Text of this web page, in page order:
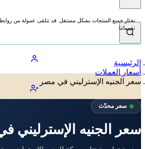
نختار جميع المنتجات بشكل مستقل. قد نتلقى عمولة من
تقييماتنا.
الرئيسية
أسعار العملات
سعر الجنيه الإسترليني في مصر
سعر محدّث
سعر الجنيه الإسترليني